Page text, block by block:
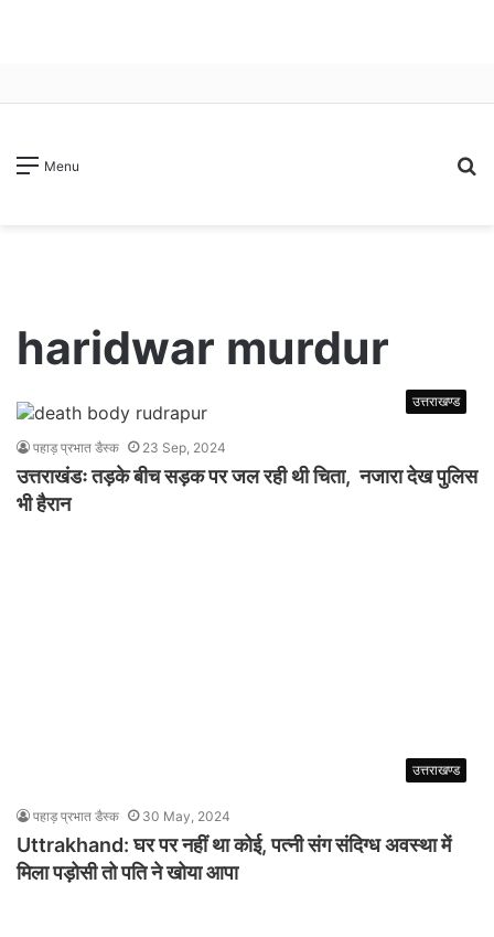
Menu
haridwar murdur
उत्तराखण्ड
पहाड़ प्रभात डैस्क 23 Sep, 2024
उत्तराखंडः तड़के बीच सड़क पर जल रही थी चिता, नजारा देख पुलिस
भी हैरान
उत्तराखण्ड
पहाड़ प्रभात डैस्क 30 May, 2024
Uttrakhand: घर पर नहीं था कोई, पत्नी संग संदिग्ध अवस्था में
मिला पड़ोसी तो पति ने खोया आपा